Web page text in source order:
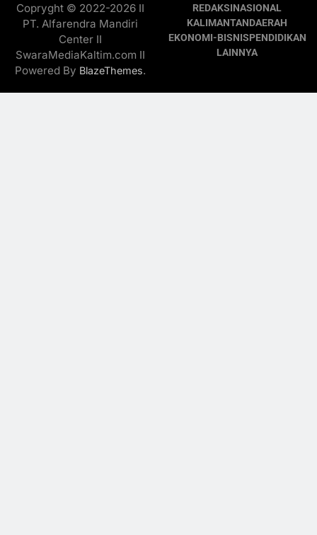
Copryght © 2022-2026 II
PT. Alfarendra Mandiri
Center II
SwaraMediaKaltim.com II
Powered By BlazeThemes.
REDAKSINASIONAL
KALIMANTANDAERAH
EKONOMI-BISNISPENDIDIKAN
LAINNYA